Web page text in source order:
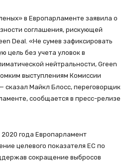
в Европарламенте заявила о
соглашения, рискующей
Deal. «Не сумев зафиксировать
цель без учета уловок в
нейтральности, Green
выступлениям Комиссии
сказал Майкл Блосс, переговорщик
сообщается в пресс-релизе
года Европарламент
целевого показателя ЕС по
сокращение выбросов